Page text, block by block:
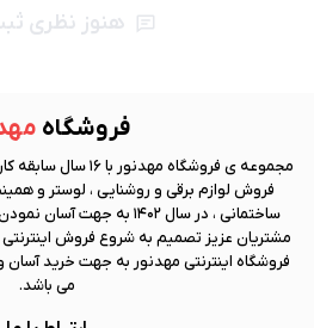
هنوز نظری
فروشگاه
مجموعه ی فروشگاه مهد نور
با 16 سال سابقه
فروش لوازم برقی و روشنایی ، لوستر و
ساختمانی ، در سال 1402 به
مشتریان عزیز تصمیم به شروع فروش
فروشگاه اینترنتی مهد نور به جهت خرید آسان
می باشد.